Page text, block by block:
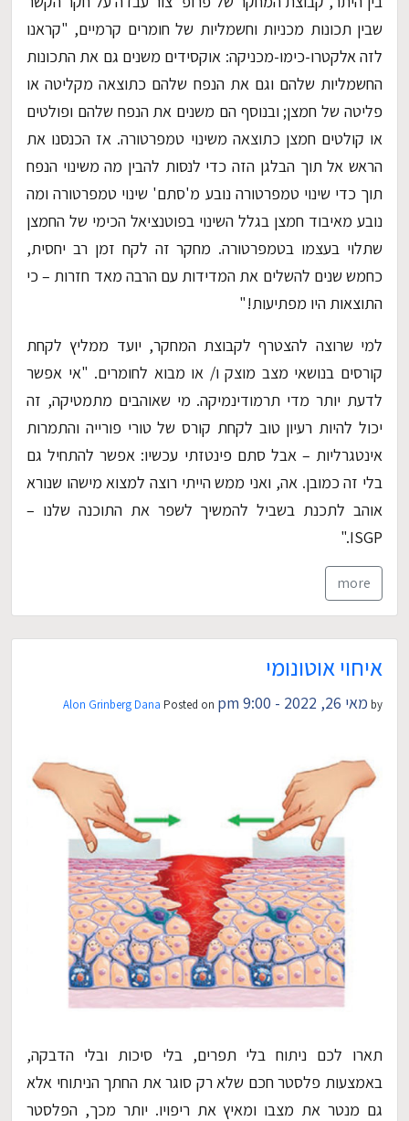
שבין תכונות מכניות וחשמליות של חומרים קרמיים, "קראנו
לזה אלקטרו-כימו-מכניקה: אוקסידים משנים גם את התכונות
החשמליות שלהם וגם את הנפח שלהם כתוצאה מקליטה או
פליטה של חמצן; ובנוסף הם משנים את הנפח שלהם ופולטים
או קולטים חמצן כתוצאה משינוי טמפרטורה. אז הכנסנו את
הראש אל תוך הבלגן הזה כדי לנסות להבין מה משינוי הנפח
תוך כדי שינוי טמפרטורה נובע מ'סתם' שינוי טמפרטורה ומה
נובע מאיבוד חמצן בגלל השינוי בפוטנציאל הכימי של החמצן
שתלוי בעצמו בטמפרטורה. מחקר זה לקח זמן רב יחסית,
כחמש שנים להשלים את המדידות עם הרבה מאד חזרות – כי
התוצאות היו מפתיעות!"
למי שרוצה להצטרף לקבוצת המחקר, יועד ממליץ לקחת
קורסים בנושאי מצב מוצק ו/ או מבוא לחומרים. "אי אפשר
לדעת יותר מדי תרמודינמיקה. מי שאוהבים מתמטיקה, זה
יכול להיות רעיון טוב לקחת קורס של טורי פורייה והתמרות
אינטגרליות – אבל סתם פינטזתי עכשיו: אפשר להתחיל גם
בלי זה כמובן. אה, ואני ממש הייתי רוצה למצוא מישהו שנורא
אוהב לתכנת בשביל להמשיך לשפר את התוכנה שלנו –
ISGP."
more
איחוי אוטונומי
Posted on מאי 26, 2022 - 9:00 pm by
Alon Grinberg Dana
תארו לכם ניתוח בלי תפרים, בלי סיכות ובלי הדבקה,
באמצעות פלסטר חכם שלא רק סוגר את החתך הניתוחי אלא
גם מנטר את מצבו ומאיץ את ריפויו. יותר מכך, הפלסטר